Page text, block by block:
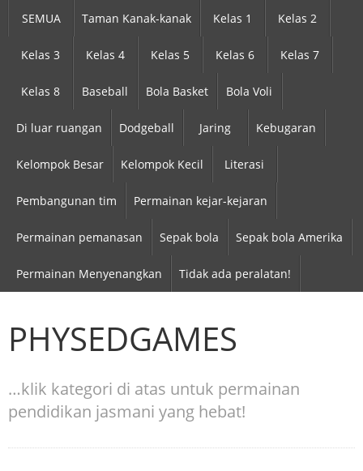
SEMUA Taman Kanak-kanak Kelas 1 Kelas 2
Kelas 3 Kelas 4 Kelas 5 Kelas 6 Kelas 7
Kelas 8 Baseball Bola Basket Bola Voli
Di luar ruangan Dodgeball Jaring Kebugaran
Kelompok Besar Kelompok Kecil Literasi
Pembangunan tim Permainan kejar-kejaran
Permainan pemanasan Sepak bola Sepak bola Amerika
Permainan Menyenangkan Tidak ada peralatan!
PHYSEDGAMES
…klik kategori di atas untuk permainan
pendidikan jasmani yang hebat!